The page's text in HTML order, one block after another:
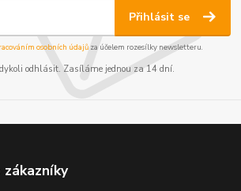
Přihlásit se
osobních údajůza účelem rozesílky newsletteru.
odhlásit. Zasíláme jednou za 14 dní.